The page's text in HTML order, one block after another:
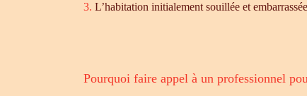
3. L’habitation initialement souillée et
Pourquoi faire appel à un professionnel